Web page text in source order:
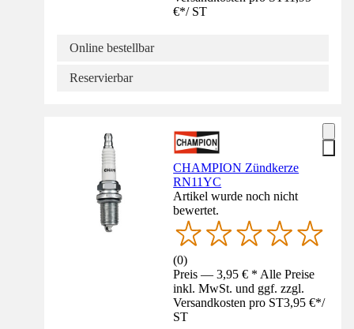
€*/ ST
Online bestellbar
Reservierbar
CHAMPION Zündkerze
RN11YC
Artikel wurde noch nicht
bewertet.
(0)
Preis — 3,95 € * Alle Preise
inkl. MwSt. und ggf. zzgl.
Versandkosten pro ST3,95 €*/
ST